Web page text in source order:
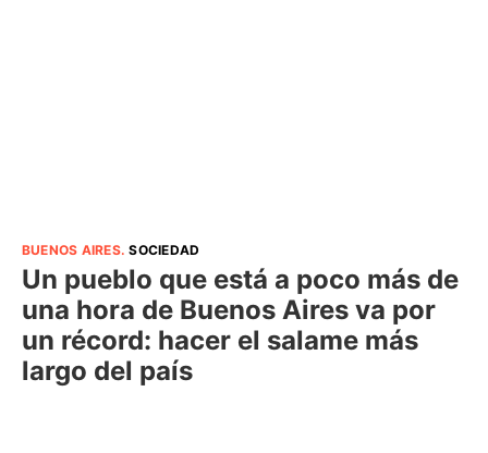
BUENOS AIRES.SOCIEDAD
Un pueblo que está a poco más de
una hora de Buenos Aires va por
un récord: hacer el salame más
largo del país